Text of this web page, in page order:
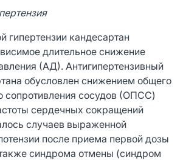
гипертензии кандесартан
длительное снижение
(АД). Антигипертензивный
обусловлен снижением общего
сопротивления сосудов (ОПСС)
сердечных сокращений
случаев выраженной
после приема первой дозы
синдрома отмены (синдром